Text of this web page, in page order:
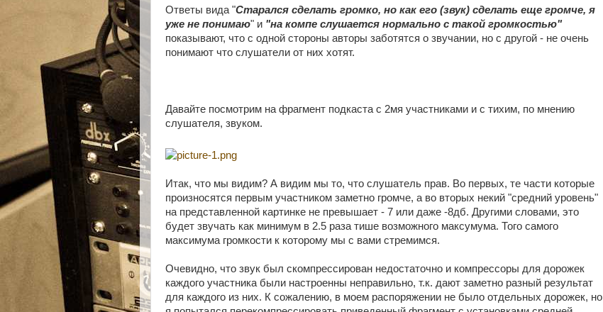
Ответы вида "Старался сделать громко, но как его (звук) сделать еще громче, я
уже не понимаю" и "на компе слушается нормально с такой громкостью"
показывают, что с одной стороны авторы заботятся о звучании, но с другой - не очень
понимают что слушатели от них хотят.
Давайте посмотрим на фрагмент подкаста с 2мя участниками и с тихим, по мнению
слушателя, звуком.
Итак, что мы видим? А видим мы то, что слушатель прав. Во первых, те части которые
произносятся первым участником заметно громче, а во вторых некий "средний уровень"
на представленной картинке не превышает - 7 или даже -8дб. Другими словами, это
будет звучать как минимум в 2.5 раза тише возможного максумума. Того самого
максимума громкости к которому мы с вами стремимся.
Очевидно, что звук был скомпрессирован недостаточно и компрессоры для дорожек
каждого участника были настроенны неправильно, т.к. дают заметно разный результат
для каждого из них. К сожалению, в моем распоряжении не было отдельных дорожек, но